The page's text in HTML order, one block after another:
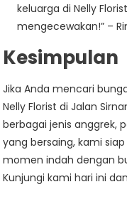
keluarga di Nelly
mengecewakan!” –
Kesimpulan
Jika Anda mencari
Nelly Florist di Jalan
berbagai jenis anggrek,
yang bersaing, kami
momen indah dengan
Kunjungi kami hari ini